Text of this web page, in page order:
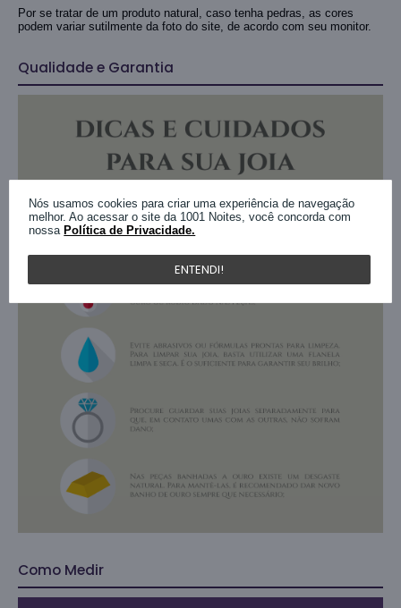
Por se tratar de um produto natural, caso tenha pedras, as cores
podem variar sutilmente da foto do site, de acordo com seu monitor.
Qualidade e Garantia
Como Medir
Nós usamos cookies para criar uma experiência de navegação
melhor. Ao acessar o site da 1001 Noites, você concorda com
nossa Política de Privacidade.
ENTENDI!